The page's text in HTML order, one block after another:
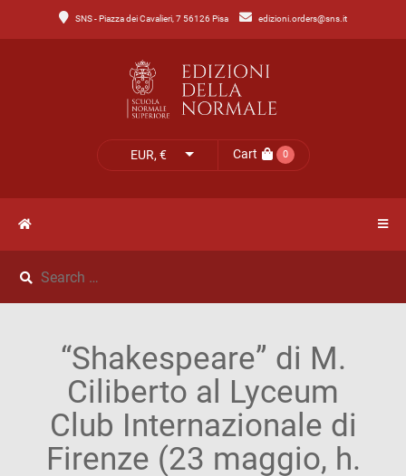
SNS - Piazza dei Cavalieri, 7 56126 Pisa edizioni.orders@sns.it
EUR, € Cart 0
MenuCatalogo
Catalogo
Incipit
NOVITÀ
NEWS
IL
ACCOUNT
“Shakespeare” di M.
Ciliberto al Lyceum
Club Internazionale di
Firenze (23 maggio, h.